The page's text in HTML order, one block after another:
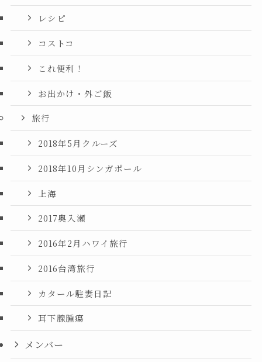
レシピ
コストコ
これ便利！
お出かけ・外ご飯
旅行
2018年5月クルーズ
2018年10月シンガポール
上海
2017奥入瀬
2016年2月ハワイ旅行
2016台湾旅行
カタール駐妻日記
耳下腺腫瘍
メンバー